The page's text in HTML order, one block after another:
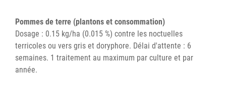
Pommes de terre (plantons et consommation)
Dosage : 0.15 kg/ha (0.015 %) contre les noctuelles
terricoles ou vers gris et doryphore. Délai d'attente : 6
semaines. 1 traitement au maximum par culture et par
année.